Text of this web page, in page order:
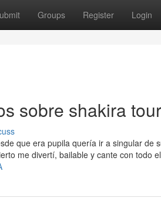
Groups Register Login
sobre shakira
que era pupila quería ir a singular de
me divertí, bailable y cante con todo